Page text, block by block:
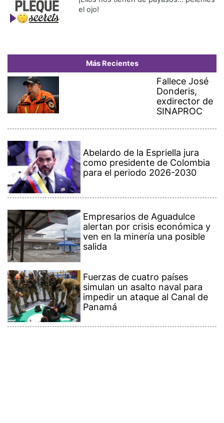
Donderis,
exdirector de
SINAPROC
para el periodo 2026-2030
Empresarios de Aguadulce
ven en la minería una posible
salida
impedir un ataque al Canal de
Panamá